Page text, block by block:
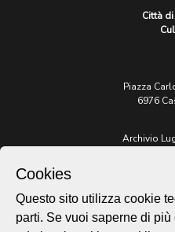
Città
Piazza
6976
Archivio
t. +41
Sito
Cookies
Questo sito utilizza cookie
parti. Se vuoi saperne di